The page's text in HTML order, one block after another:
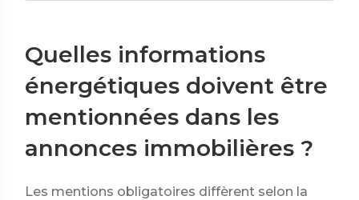
Quelles informations
énergétiques doivent être
mentionnées dans les
annonces immobilières ?
Les mentions obligatoires diffèrent selon la